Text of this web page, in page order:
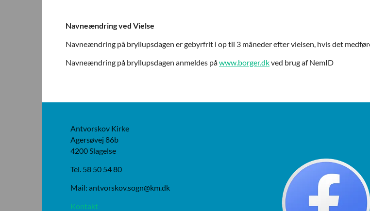
Navneændring ved Vielse
Navneændring på bryllupsdagen er gebyrfrit i op til 3 måneder efter vielsen, hvis det
Navneændring på bryllupsdagen anmeldes påwww.borger.dkved brug af NemID
Antvorskov Kirke
Agersøvej 86b
4200 Slagelse
Tel. 58 50 54 80
Mail: antvorskov.sogn@km.dk
Kontakt